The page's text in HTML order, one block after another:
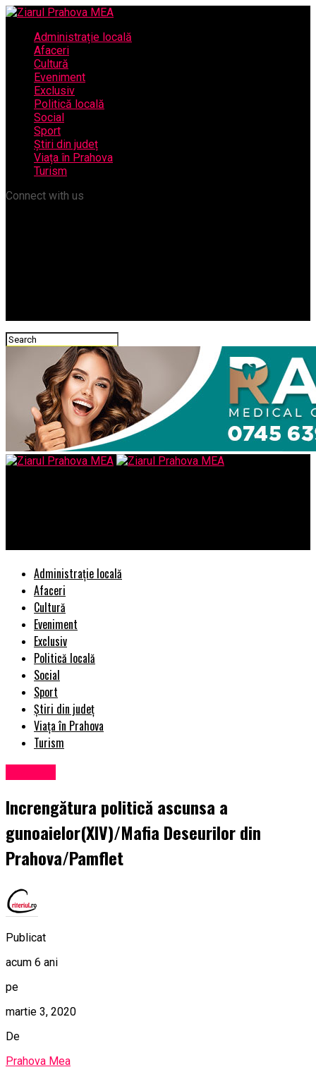
Administrație locală
Afaceri
Cultură
Eveniment
Exclusiv
Politică locală
Social
Sport
Știri din județ
Viața în Prahova
Turism
Connect with us
Administrație locală
Afaceri
Cultură
Eveniment
Exclusiv
Politică locală
Social
Sport
Știri din județ
Viața în Prahova
Turism
Increngătura politică ascunsa a
gunoaielor(XIV)/Mafia Deseurilor din
Prahova/Pamflet
Publicat
acum 6 ani
pe
martie 3, 2020
De
Prahova Mea